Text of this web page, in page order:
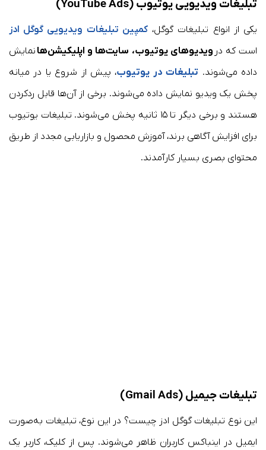
تبلیغات ویدیویی یوتیوب (YouTube Ads)
یکی از انواع تبلیغات گوگل،کمپین تبلیغات ویدیویی گوگل ادز
است که در ویدیوهای یوتیوب، سایت‌ها و اپلیکیشن‌ها نمایش
داده می‌شوند. تبلیغات در یوتیوب، پیش از شروع یا در میانه
پخش یک ویدیو نمایش داده می‌شوند. برخی از آن‌ها قابل ردکردن
هستند و برخی دیگر تا ۱۵ ثانیه پخش می‌شوند. تبلیغات یوتیوب
برای افزایش آگاهی برند، آموزش محصول و بازاریابی مجدد از طریق
محتوای بصری بسیار کارآمدند.
تبلیغات جیمیل (Gmail Ads)
این نوع تبلیغات گوگل ادز چیست؟ در این نوع، تبلیغات به‌صورت
ایمیل در اینباکس کاربران ظاهر می‌شوند. پس از کلیک، کاربر یک